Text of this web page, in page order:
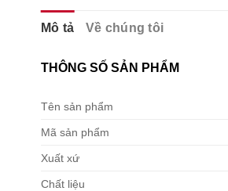
Mô tả Về chúng tôi
THÔNG SỐ SẢN PHẨM
Tên sản phẩm
Mã sản phẩm
Xuất xứ
Chất liệu